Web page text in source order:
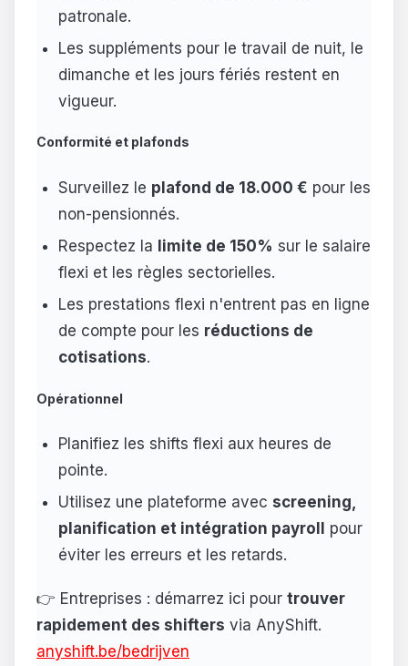
patronale.
Les suppléments pour le travail de nuit, le
dimanche et les jours fériés restent en
vigueur.
Conformité et plafonds
Surveillez le plafond de 18.000 € pour les
non-pensionnés.
Respectez la limite de 150% sur le salaire
flexi et les règles sectorielles.
Les prestations flexi n'entrent pas en ligne
de compte pour les réductions de
cotisations.
Opérationnel
Planifiez les shifts flexi aux heures de
pointe.
Utilisez une plateforme avec screening,
planification et intégration payroll
pour
éviter les erreurs et les retards.
👉 Entreprises : démarrez ici pour trouver
rapidement des shifters via AnyShift.
anyshift.be/bedrijven